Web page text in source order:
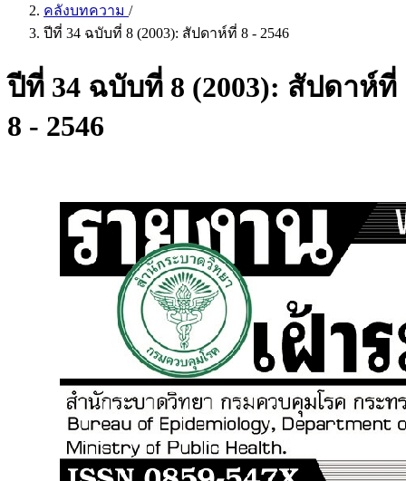
คลังบทความ /
ปีที่ 34 ฉบับที่ 8 (2003): สัปดาห์ที่ 8 - 2546
ปีที่ 34 ฉบับที่ 8 (2003): สัปดาห์ที่
8 - 2546